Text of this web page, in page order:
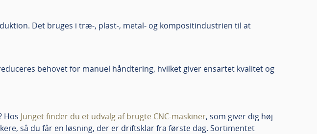
Det bruges i træ-, plast-, metal- og kompositindustrien til at
behovet for manuel håndtering, hvilket giver ensartet kvalitet og
Hos Junget finder du et udvalg af brugte CNC-maskiner, som giver dig høj
så du får en løsning, der er driftsklar fra første dag. Sortimentet